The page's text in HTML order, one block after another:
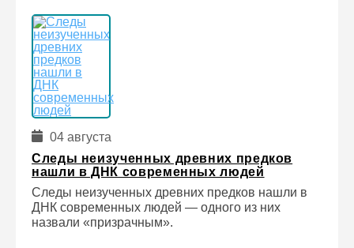
04 августа
Следы неизученных древних предков
нашли в ДНК современных людей
Следы неизученных древних предков нашли в
ДНК современных людей — одного из них
назвали «призрачным».